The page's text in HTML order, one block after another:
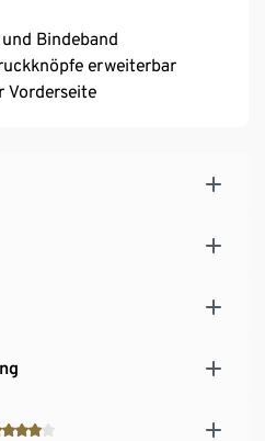
Bindeband
erweiterbar
Vorderseite